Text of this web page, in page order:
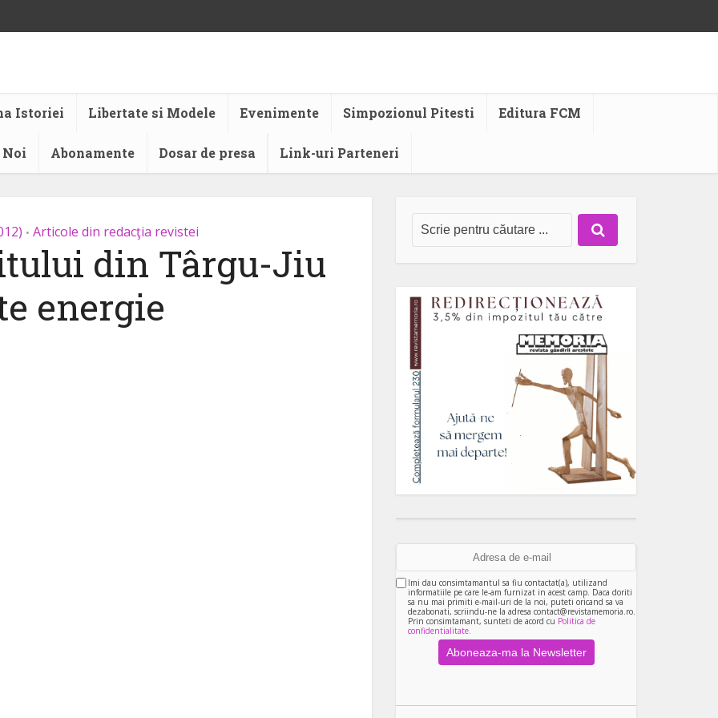
Istoriei Libertate si Modele Evenimente Simpozionul Pitesti Editura FCM
Noi Abonamente Dosar de presa Link-uri Parteneri
• Articole din redacţia revistei
din Târgu-Jiu
energie
Imi dau consimtamantul sa fiu contactat(a), utilizand
informatiile pe care le-am furnizat in acest camp. Daca doriti
sa nu mai primiti e-mail-uri de la noi, puteti oricand sa va
dezabonati, scriindu-ne la adresa contact@revistamemoria.ro.
Prin consimtamant, sunteti de acord cu Politica de
confidentialitate.